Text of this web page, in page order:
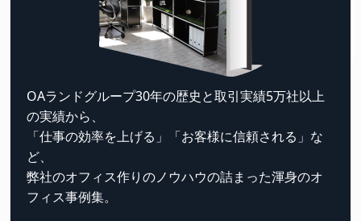
OAランドグループ30年の歴史と取引実績5万社以上
の実績から、
「仕事の効率を上げる」「お客様に信頼される」な
ど、
弊社のオフィス作りのノウハウの詰まった渾身のオ
フィス事例集。